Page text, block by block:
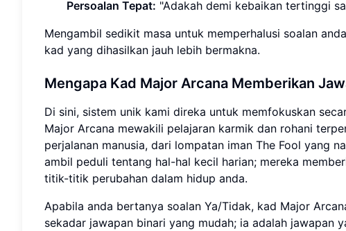
Persoalan Tepat: "Adakah demi kebaikan tertinggi
Mengambil sedikit masa untuk memperhalusi soalan
kad yang dihasilkan jauh lebih bermakna.
Mengapa Kad Major Arcana Memberikan
Di sini, sistem unik kami direka untuk memfokuskan
Major Arcana mewakili pelajaran karmik dan rohani
perjalanan manusia, dari lompatan iman The Fool yang
ambil peduli tentang hal-hal kecil harian; mereka
titik-titik perubahan dalam hidup anda.
Apabila anda bertanya soalan Ya/Tidak, kad Major
sekadar jawapan binari yang mudah; ia adalah jawapan